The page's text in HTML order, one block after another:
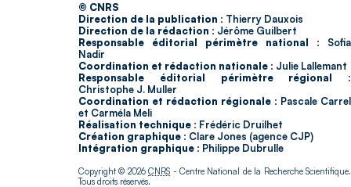
© CNRS
Direction de la publication : Thierry Dauxois
Direction de la rédaction : Jérôme Guilbert
Responsable éditorial périmètre national : Sofia
Nadir
Coordination et rédaction nationale : Julie Lallemant
Responsable éditorial périmètre régional :
Christophe J. Muller
Coordination et rédaction régionale : Pascale Carrel
et Carméla Meli
Réalisation technique : Frédéric Druilhet
Création graphique : Clare Jones (agence CJP)
Intégration graphique : Philippe Dubrulle
Copyright © 2026CNRS - Centre National de la Recherche Scientifique.
Tous droits réservés.